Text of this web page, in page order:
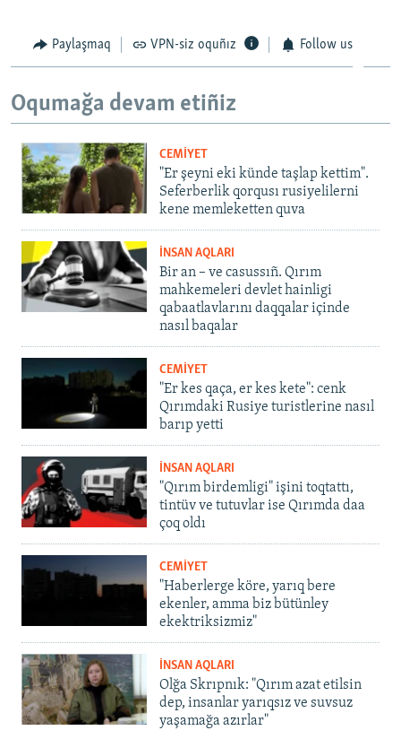
Paylaşmaq VPN-siz oquñız Follow us
Oqumağa devam etiñiz
CEMİYET
"Er şeyni eki künde taşlap kettim".
Seferberlik qorqusı rusiyelilerni
kene memleketten quva
İNSAN AQLARI
Bir an – ve casussıñ. Qırım
mahkemeleri devlet hainligi
qabaatlavlarını daqqalar içinde
nasıl baqalar
CEMİYET
"Er kes qaça, er kes kete": cenk
Qırımdaki Rusiye turistlerine nasıl
barıp yetti
İNSAN AQLARI
"Qırım birdemligi" işini toqtattı,
tintüv ve tutuvlar ise Qırımda daa
çoq oldı
CEMİYET
"Haberlerge köre, yarıq bere
ekenler, amma biz bütünley
ekektriksizmiz"
İNSAN AQLARI
Olğa Skrıpnık: "Qırım azat etilsin
dep, insanlar yarıqsız ve suvsuz
yaşamağa azırlar"